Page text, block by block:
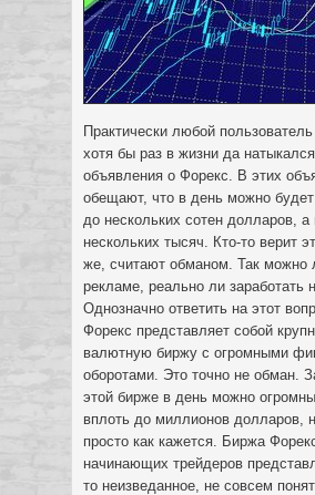
Практически любой
хотя бы раз в жизни да
объявления о Форекс. В этих
обещают, что в день можно будет
до нескольких сотен долларов, а
нескольких тысяч. Кто-то верит
же, считают обманом. Так можно
рекламе, реально ли заработать
Однозначно ответить на этот
Форекс представляет собой
валютную биржу с огромными
оборотами. Это точно не обман.
этой бирже в день можно
вплоть до миллионов долларов,
просто как кажется. Биржа
начинающих трейдеров
то неизведанное, не совсем